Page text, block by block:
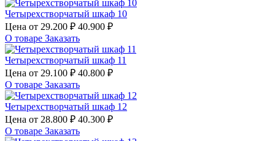
Четырехстворчатый шкаф 10
Цена от 29.200 ₽ 40.900 ₽
О товаре Заказать
Четырехстворчатый шкаф 11
Цена от 29.100 ₽ 40.800 ₽
О товаре Заказать
Четырехстворчатый шкаф 12
Цена от 28.800 ₽ 40.300 ₽
О товаре Заказать